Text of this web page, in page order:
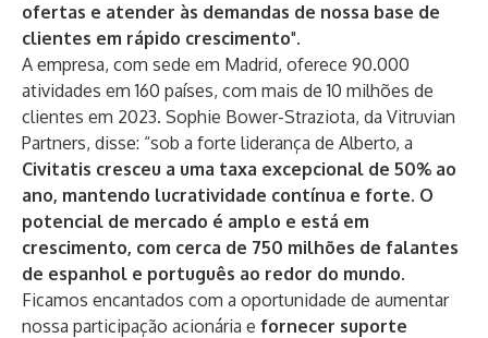
ofertas e atender às demandas de nossa base de
clientes em rápido crescimento".
A empresa, com sede em Madrid, oferece 90.000
atividades em 160 países, com mais de 10 milhões de
clientes em 2023. Sophie Bower-Straziota, da Vitruvian
Partners, disse: “sob a forte liderança de Alberto, a
Civitatis cresceu a uma taxa excepcional de 50% ao
ano, mantendo lucratividade contínua e forte. O
potencial de mercado é amplo e está em
crescimento, com cerca de 750 milhões de falantes
de espanhol e português ao redor do mundo.
Ficamos encantados com a oportunidade de aumentar
nossa participação acionária e fornecer suporte